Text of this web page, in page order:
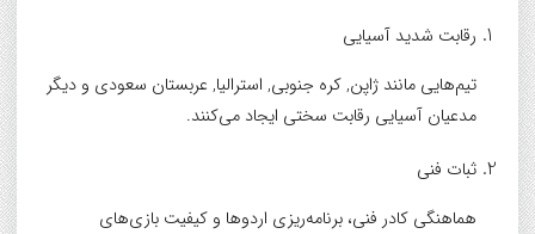
رقابت شدید آسیایی
تیم‌هایی مانند ژاپن,کره جنوبی, استرالیا, عربستان سعودی و دیگر
مدعیان آسیایی رقابت سختی ایجاد می‌کنند.
ثبات فنی
هماهنگی کادر فنی، برنامه‌ریزی اردوها و کیفیت بازی‌های